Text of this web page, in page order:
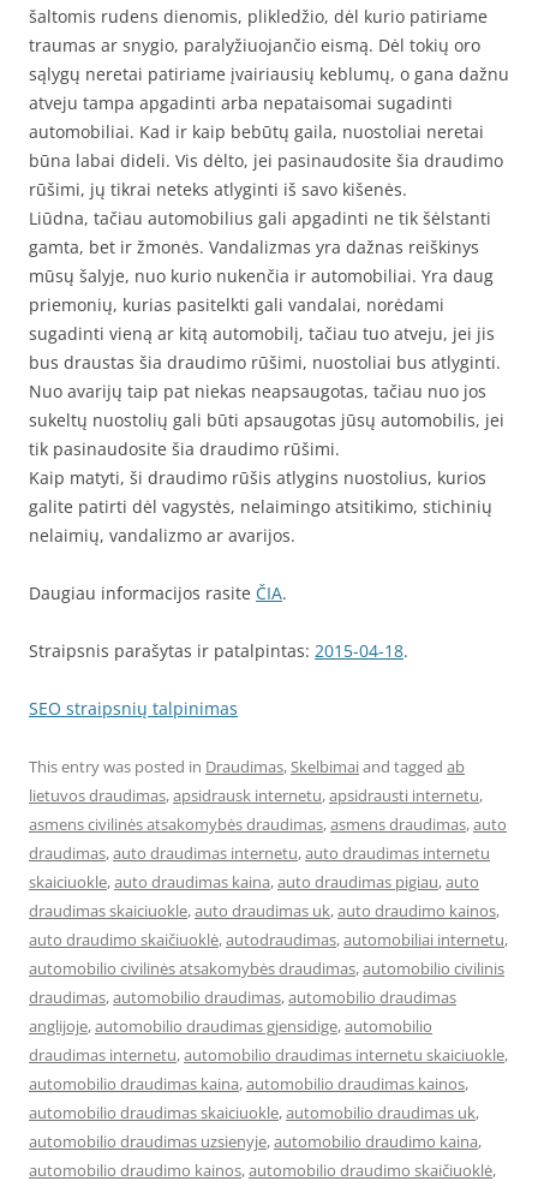
šaltomis rudens dienomis, plikledžio, dėl kurio patiriame
traumas ar snygio, paralyžiuojančio eismą. Dėl tokių oro
sąlygų neretai patiriame įvairiausių keblumų, o gana dažnu
atveju tampa apgadinti arba nepataisomai sugadinti
automobiliai. Kad ir kaip bebūtų gaila, nuostoliai neretai
būna labai dideli. Vis dėlto, jei pasinaudosite šia draudimo
rūšimi, jų tikrai neteks atlyginti iš savo kišenės.
Liūdna, tačiau automobilius gali apgadinti ne tik šėlstanti
gamta, bet ir žmonės. Vandalizmas yra dažnas reiškinys
mūsų šalyje, nuo kurio nukenčia ir automobiliai. Yra daug
priemonių, kurias pasitelkti gali vandalai, norėdami
sugadinti vieną ar kitą automobilį, tačiau tuo atveju, jei jis
bus draustas šia draudimo rūšimi, nuostoliai bus atlyginti.
Nuo avarijų taip pat niekas neapsaugotas, tačiau nuo jos
sukeltų nuostolių gali būti apsaugotas jūsų automobilis, jei
tik pasinaudosite šia draudimo rūšimi.
Kaip matyti, ši draudimo rūšis atlygins nuostolius, kurios
galite patirti dėl vagystės, nelaimingo atsitikimo, stichinių
nelaimių, vandalizmo ar avarijos.
Daugiau informacijos rasite ČIA.
Straipsnis parašytas ir patalpintas: 2015-04-18.
SEO straipsnių talpinimas
This entry was posted in Draudimas,Skelbimaiand tagged ab
lietuvos draudimas,apsidrausk internetu,apsidrausti internetu,
asmens civilinės atsakomybės draudimas,asmens draudimas,auto
draudimas,auto draudimas internetu,auto draudimas internetu
skaiciuokle,auto draudimas kaina,auto draudimas pigiau,auto
draudimas skaiciuokle,auto draudimas uk,auto draudimo kainos,
auto draudimo skaičiuoklė,autodraudimas,automobiliai internetu,
automobilio civilinės atsakomybės draudimas,automobilio civilinis
draudimas,automobilio draudimas,automobilio draudimas
anglijoje,automobilio draudimas gjensidige,automobilio
draudimas internetu,automobilio draudimas internetu skaiciuokle,
automobilio draudimas kaina,automobilio draudimas kainos,
automobilio draudimas skaiciuokle,automobilio draudimas uk,
automobilio draudimas uzsienyje,automobilio draudimo kaina,
automobilio draudimo kainos,automobilio draudimo skaičiuoklė,